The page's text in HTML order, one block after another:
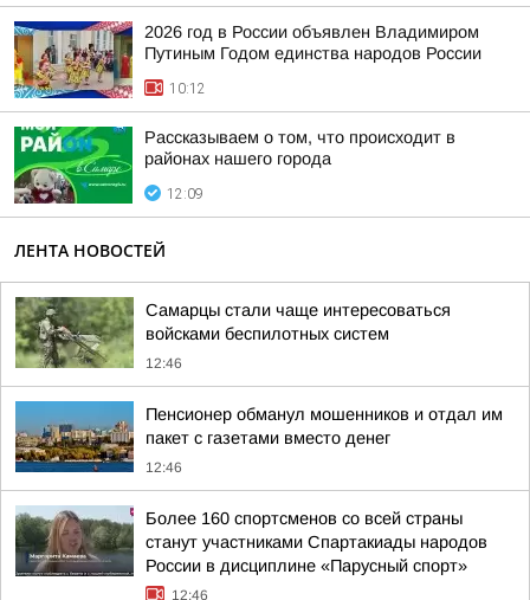
2026 год в России объявлен Владимиром
Путиным Годом единства народов России
10:12
Рассказываем о том, что происходит в
районах нашего города
12:09
ЛЕНТА НОВОСТЕЙ
Самарцы стали чаще интересоваться
войсками беспилотных систем
12:46
Пенсионер обманул мошенников и отдал им
пакет с газетами вместо денег
12:46
Более 160 спортсменов со всей страны
станут участниками Спартакиады народов
России в дисциплине «Парусный спорт»
12:46